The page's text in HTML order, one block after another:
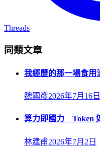
Threads
同類文章
我經歷的那一場食用
魏國彥2026年7月16日
算力即國力 Token
林建甫2026年7月2日